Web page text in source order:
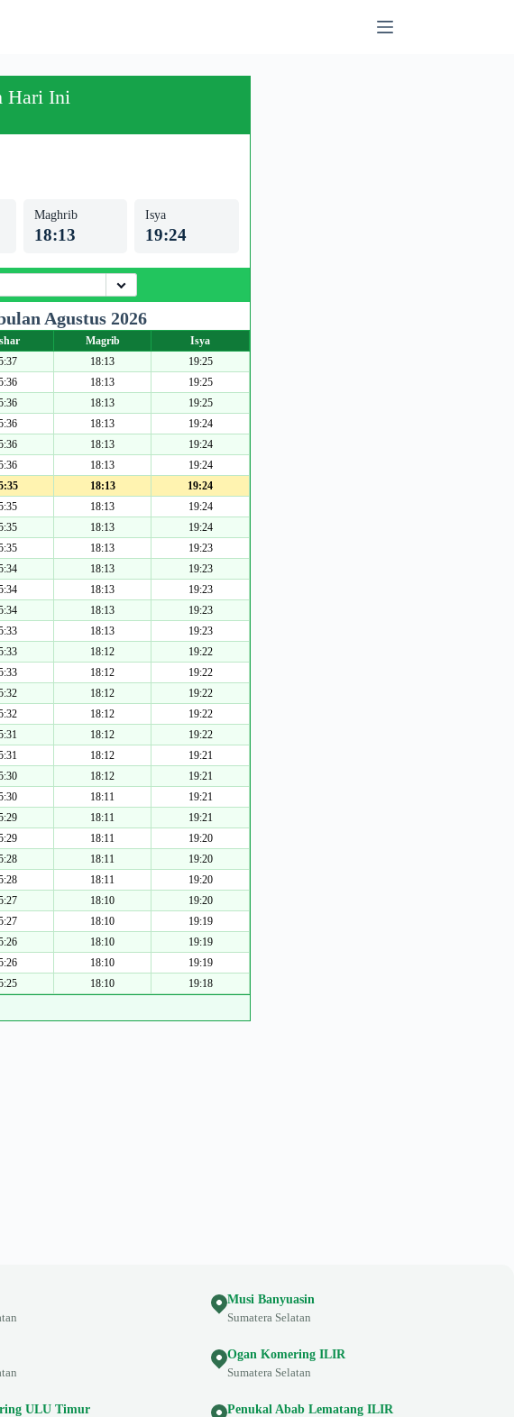
Hari Ini
Maghrib
18:13
Isya
19:24
Agustus 2026
Magrib
Isya
18:13
19:25
18:13
19:25
18:13
19:25
18:13
19:24
18:13
19:24
18:13
19:24
18:13
19:24
18:13
19:24
18:13
19:24
18:13
19:23
18:13
19:23
18:13
19:23
18:13
19:23
18:13
19:23
18:12
19:22
18:12
19:22
18:12
19:22
18:12
19:22
18:12
19:22
18:12
19:21
18:12
19:21
18:11
19:21
18:11
19:21
18:11
19:20
18:11
19:20
18:11
19:20
18:10
19:20
18:10
19:19
18:10
19:19
18:10
19:19
18:10 19:18
Musi Banyuasin
Sumatera Selatan
Ogan Komering ILIR
Sumatera Selatan
ULU Timur
Penukal Abab Lematang ILIR